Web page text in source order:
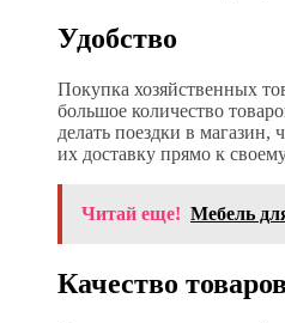
Удобство
Покупка хозяйственных
большое количество
делать поездки в
их доставку прямо к
Читай еще! Мебель
Качество